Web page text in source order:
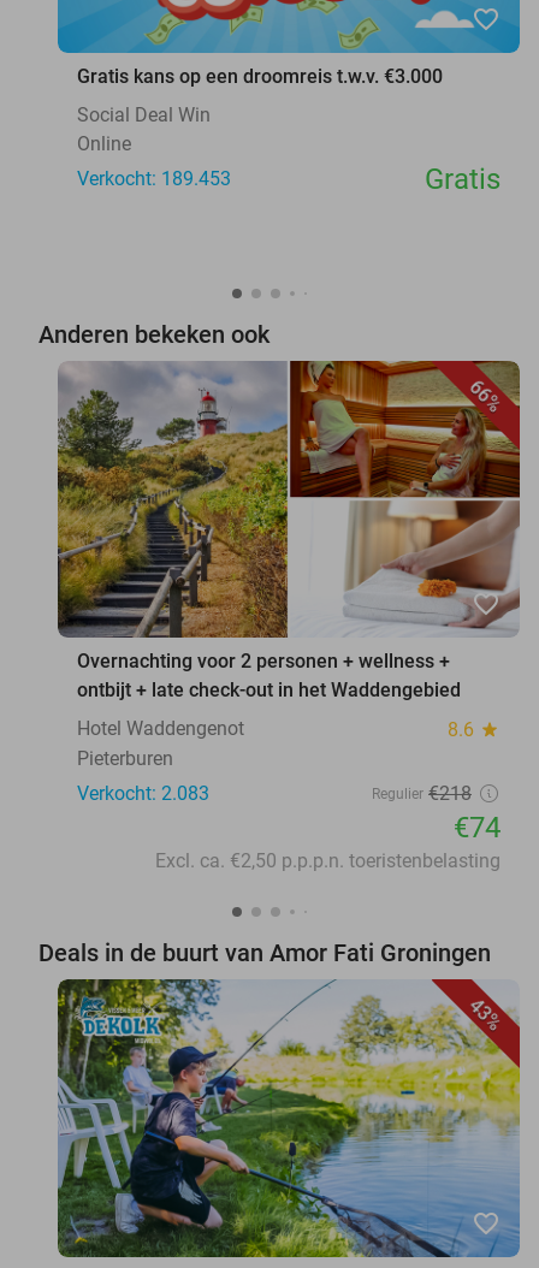
favorite_border
Gratis kans op een droomreis t.w.v. €3.000
Social Deal Win
Online
Verkocht: 189.453
Gratis
Anderen bekeken ook
66%
favorite_border
Overnachting voor 2 personen + wellness +
ontbijt + late check-out in het Waddengebied
Hotel Waddengenot
8.6 star
Pieterburen
Verkocht: 2.083
Regulier €218
€74
Excl. ca. €2,50 p.p.p.n. toeristenbelasting
Deals in de buurt van Amor Fati Groningen
43%
favorite_border